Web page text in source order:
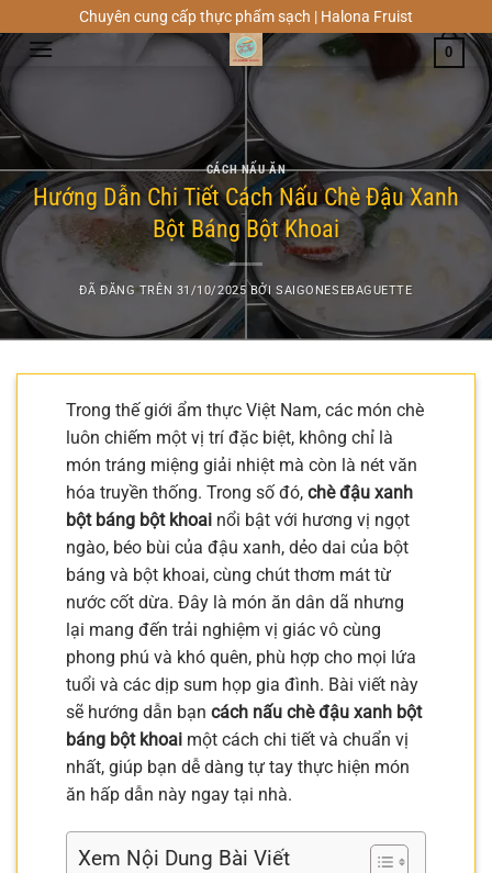
đến
nội
dung
Chuyên cung cấp thực phẩm sạch | Halona Fruist
0
CÁCH NẤU ĂN
Hướng Dẫn Chi Tiết Cách Nấu Chè Đậu Xanh
Bột Báng Bột Khoai
ĐÃ ĐĂNG TRÊN 31/10/2025 BỞISAIGONESEBAGUETTE
Trong thế giới ẩm thực Việt Nam, các món chè
luôn chiếm một vị trí đặc biệt, không chỉ là
món tráng miệng giải nhiệt mà còn là nét văn
hóa truyền thống. Trong số đó, chè đậu xanh
bột báng bột khoai nổi bật với hương vị ngọt
ngào, béo bùi của đậu xanh, dẻo dai của bột
báng và bột khoai, cùng chút thơm mát từ
nước cốt dừa. Đây là món ăn dân dã nhưng
lại mang đến trải nghiệm vị giác vô cùng
phong phú và khó quên, phù hợp cho mọi lứa
tuổi và các dịp sum họp gia đình. Bài viết này
sẽ hướng dẫn bạn cách nấu chè đậu xanh bột
báng bột khoai một cách chi tiết và chuẩn vị
nhất, giúp bạn dễ dàng tự tay thực hiện món
ăn hấp dẫn này ngay tại nhà.
Xem Nội Dung Bài Viết